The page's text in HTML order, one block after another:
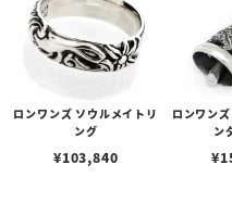
ロンワンズ ソウルメイトリ
ング
¥103,840
ロンワン
ン
¥